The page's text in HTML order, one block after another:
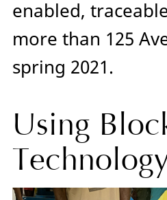
enabled,
more than 125
spring 2021.
Using